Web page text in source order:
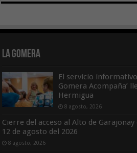
La Gomera
El servicio
Gomera Acompaña’
Hermigua
8 agosto, 2026
Cierre del acceso al Alto de
12 de agosto del 2026
8 agosto, 2026